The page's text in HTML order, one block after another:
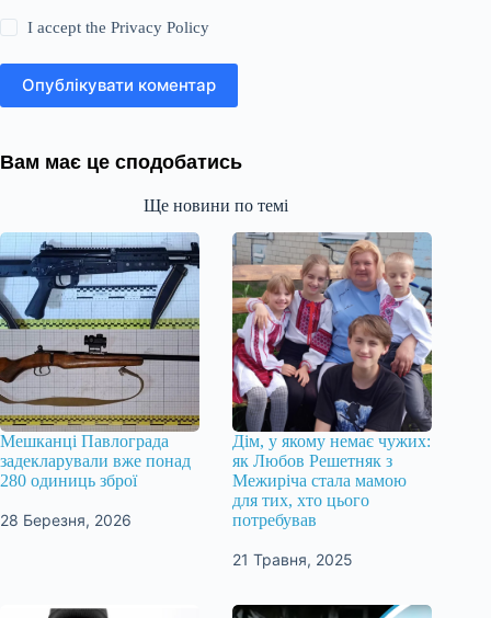
I accept thePrivacy Policy
Опублікувати коментар
Вам має це сподобатись
Ще новини по темі
Мешканці Павлограда
задекларували вже понад
280 одиниць зброї
28 Березня, 2026
Дім, у якому немає чужих:
як Любов Решетняк з
Межиріча стала мамою
для тих, хто цього
потребував
21 Травня, 2025